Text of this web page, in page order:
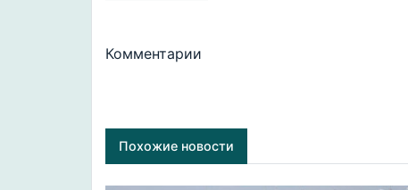
Комментарии
Похожие новости